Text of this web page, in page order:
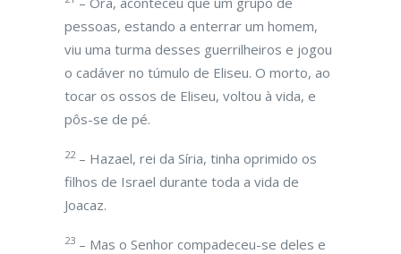
pessoas, estando a enterrar um homem,
viu uma turma desses guerrilheiros e jogou
o cadáver no túmulo de Eliseu. O morto, ao
tocar os ossos de Eliseu, voltou à vida, e
pôs-se de pé.
22– Hazael, rei da Síria, tinha oprimido os
filhos de Israel durante toda a vida de
Joacaz.
23 – Mas o Senhor compadeceu-se deles e